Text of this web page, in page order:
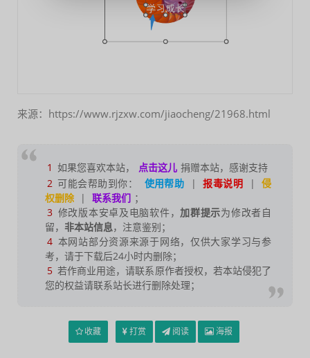
来源：https://www.rjzxw.com/jiaocheng/21968.html
1 如果您喜欢本站， 点击这儿 捐赠本站，感谢支持
2 可能会帮助到你： 使用帮助 | 报毒说明 |
侵
权删除
| 联系我们 ；
3 修改版本安卓及电脑软件，加群提示为修改者自
留， 非本站信息，注意鉴别；
4 本网站部分资源来源于网络，仅供大家学习与参
考，请于下载后24小时内删除；
5 若作商业用途，请联系原作者授权，若本站侵犯了
您的权益请联系站长进行删除处理；
收藏 打赏 阅读 海报